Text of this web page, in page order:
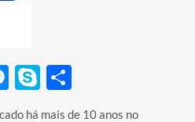
Messenger
Skype
há mais de 10 anos no